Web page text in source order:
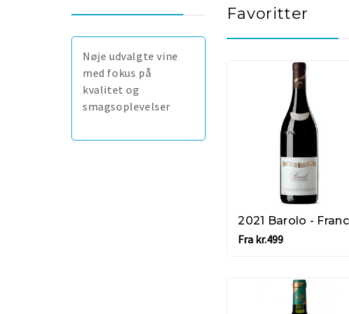
Nøje udvalgte vine
med fokus på
kvalitet og
smagsoplevelser
Favoritter
Fra kr.499